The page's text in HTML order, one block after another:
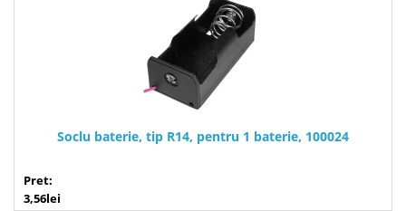
Soclu baterie, tip R14, pentru 1 baterie, 100024
Pret:
3,56lei